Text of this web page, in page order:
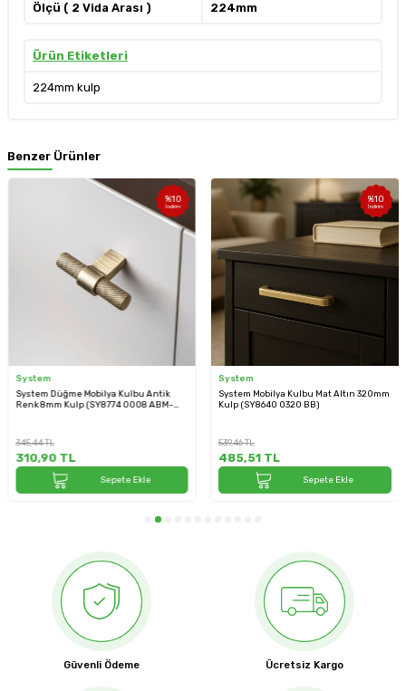
Ölçü ( 2 Vida Arası ) 224mm
Ürün Etiketleri
224mm kulp
Benzer Ürünler
%10
İndirim
System
System Düğme Mobilya Kulbu Antik
Renk 8mm Kulp (SY8774 0008 ABM-
345,44TL
310,90TL
Sepete Ekle
%10
İndirim
System
System Mobilya Kulbu Mat Altın 320mm
Kulp (SY8640 0320 BB)
539,46TL
485,51TL
Sepete Ekle
Güvenli Ödeme Ücretsiz Kargo